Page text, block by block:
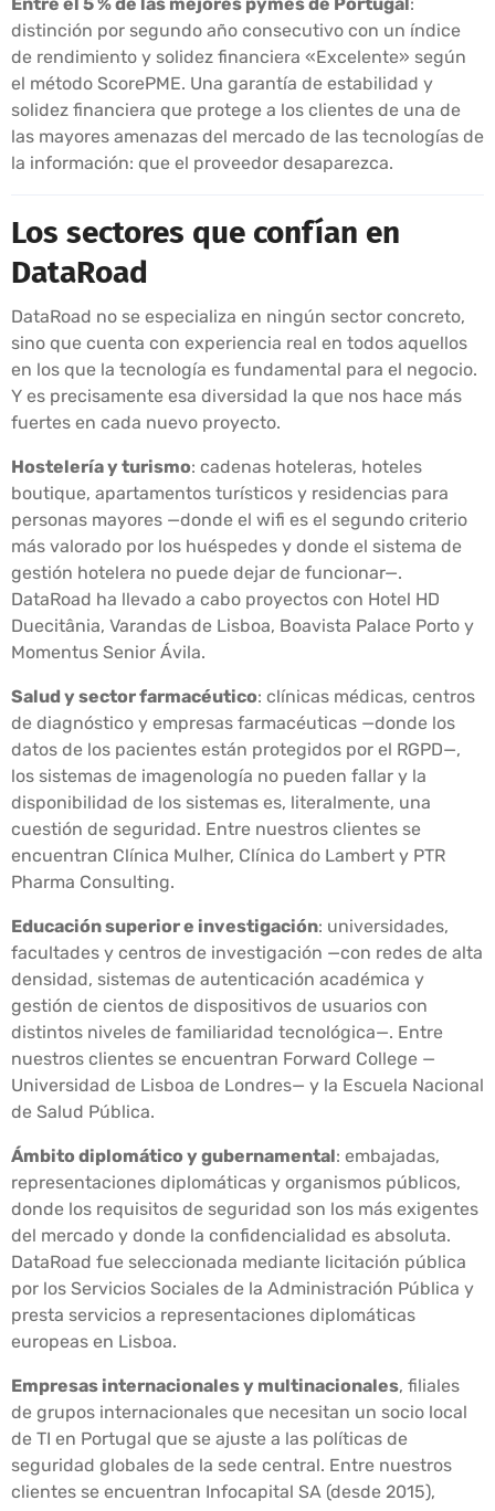
distinción por segundo año consecutivo con un índice
de rendimiento y solidez financiera «Excelente» según
el método ScorePME. Una garantía de estabilidad y
solidez financiera que protege a los clientes de una de
las mayores amenazas del mercado de las tecnologías de
la información: que el proveedor desaparezca.
Los sectores que confían en
DataRoad
DataRoad no se especializa en ningún sector concreto,
sino que cuenta con experiencia real en todos aquellos
en los que la tecnología es fundamental para el negocio.
Y es precisamente esa diversidad la que nos hace más
fuertes en cada nuevo proyecto.
Hostelería y turismo: cadenas hoteleras, hoteles
boutique, apartamentos turísticos y residencias para
personas mayores —donde el wifi es el segundo criterio
más valorado por los huéspedes y donde el sistema de
gestión hotelera no puede dejar de funcionar—.
DataRoad ha llevado a cabo proyectos con Hotel HD
Duecitânia, Varandas de Lisboa, Boavista Palace Porto y
Momentus Senior Ávila.
Salud y sector farmacéutico: clínicas médicas, centros
de diagnóstico y empresas farmacéuticas —donde los
datos de los pacientes están protegidos por el RGPD—,
los sistemas de imagenología no pueden fallar y la
disponibilidad de los sistemas es, literalmente, una
cuestión de seguridad. Entre nuestros clientes se
encuentran Clínica Mulher, Clínica do Lambert y PTR
Pharma Consulting.
Educación superior e investigación: universidades,
facultades y centros de investigación —con redes de alta
densidad, sistemas de autenticación académica y
gestión de cientos de dispositivos de usuarios con
distintos niveles de familiaridad tecnológica—. Entre
nuestros clientes se encuentran Forward College —
Universidad de Lisboa de Londres— y la Escuela Nacional
de Salud Pública.
Ámbito diplomático y gubernamental: embajadas,
representaciones diplomáticas y organismos públicos,
donde los requisitos de seguridad son los más exigentes
del mercado y donde la confidencialidad es absoluta.
DataRoad fue seleccionada mediante licitación pública
por los Servicios Sociales de la Administración Pública y
presta servicios a representaciones diplomáticas
europeas en Lisboa.
Empresas internacionales y multinacionales, filiales
de grupos internacionales que necesitan un socio local
de TI en Portugal que se ajuste a las políticas de
seguridad globales de la sede central. Entre nuestros
clientes se encuentran Infocapital SA (desde 2015),